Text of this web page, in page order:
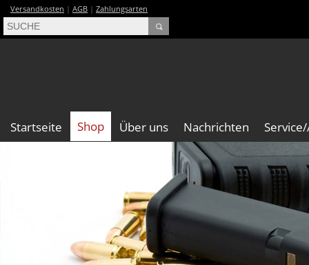
Versandkosten | AGB | Zahlungsarten
Startseite Shop Über uns Nachrichten